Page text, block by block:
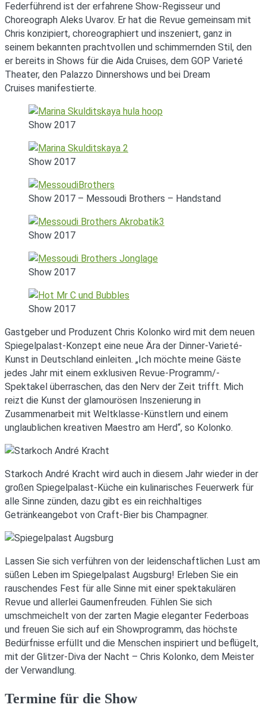
Federführend ist der erfahrene Show-Regisseur und
Choreograph Aleks Uvarov. Er hat die Revue gemeinsam mit
Chris konzipiert, choreographiert und inszeniert, ganz in
seinem bekannten prachtvollen und schimmernden Stil, den
er bereits in Shows für die Aida Cruises, dem GOP Varieté
Theater, den Palazzo Dinnershows und bei Dream
Cruises manifestierte.
Show 2017
Show 2017
Show 2017 – Messoudi Brothers – Handstand
Show 2017
Show 2017
Show 2017
Gastgeber und Produzent Chris Kolonko wird mit dem neuen
Spiegelpalast-Konzept eine neue Ära der Dinner-Varieté-
Kunst in Deutschland einleiten. „Ich möchte meine Gäste
jedes Jahr mit einem exklusiven Revue-Programm/-
Spektakel überraschen, das den Nerv der Zeit trifft. Mich
reizt die Kunst der glamourösen Inszenierung in
Zusammenarbeit mit Weltklasse-Künstlern und einem
unglaublichen kreativen Maestro am Herd“, so Kolonko.
Starkoch André Kracht wird auch in diesem Jahr wieder in der
großen Spiegelpalast-Küche ein kulinarisches Feuerwerk für
alle Sinne zünden, dazu gibt es ein reichhaltiges
Getränkeangebot von Craft-Bier bis Champagner.
Lassen Sie sich verführen von der leidenschaftlichen Lust am
süßen Leben im Spiegelpalast Augsburg! Erleben Sie ein
rauschendes Fest für alle Sinne mit einer spektakulären
Revue und allerlei Gaumenfreuden. Fühlen Sie sich
umschmeichelt von der zarten Magie eleganter Federboas
und freuen Sie sich auf ein Showprogramm, das höchste
Bedürfnisse erfüllt und die Menschen inspiriert und beflügelt,
mit der Glitzer-Diva der Nacht – Chris Kolonko, dem Meister
der Verwandlung.
Termine für die Show